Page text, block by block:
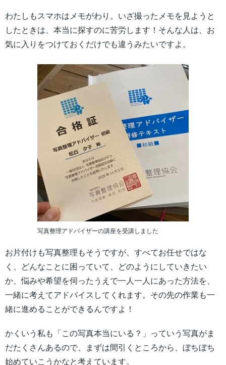
わたしもスマホはメモがわり。いざ撮ったメモを見ようと
したときは、本当に探すのに苦労します！そんな人は、お
気に入りをつけておくだけでも違うみたいですよ。
写真整理アドバイザーの講座を受講しました
お片付けも写真整理もそうですが、すべてお任せではな
く、どんなことに困っていて、どのようにしていきたい
か、悩みや希望を伺ったうえで一人一人にあった方法を、
一緒に考えてアドバイスしてくれます。その先の作業も一
緒に進めることができるんですよ！
かくいう私も「この写真本当にいる？」っていう写真がま
だたくさんあるので、まずは間引くところから、ぼちぼち
始めていこうかなと考えています。